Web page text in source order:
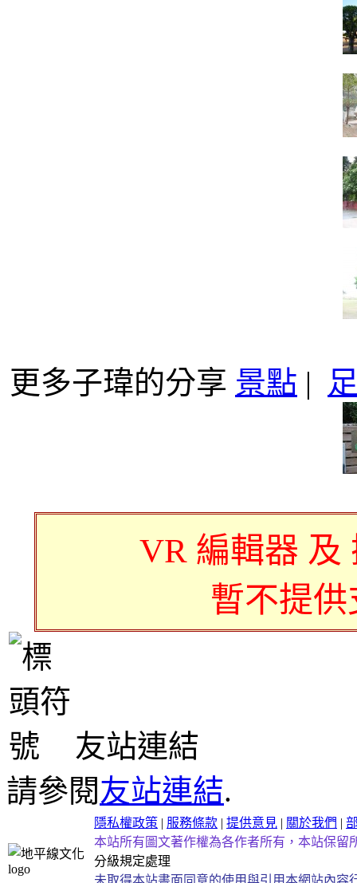
更多子瑋的分享 景點 |
VR 編輯器 及
暫不提
友站連結
請參閱友站連結.
隱私權政策 | 服務條款 | 提供意見 | 關於我們 |
本站所有圖文著作權為各作者所有，本站保留
分級規定處理
未取得本站書面同意的使用與引用本網站內